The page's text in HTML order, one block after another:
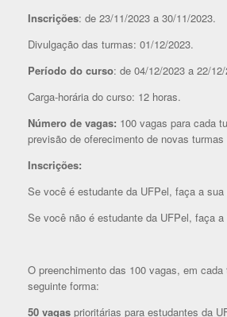
Inscrições: de 23/11/2023 a 30/11/2023.
Divulgação das turmas: 01/12/2023.
Período do curso: de 04/12/2023 a 22/
Carga-horária do curso: 12 horas.
Número de vagas: 100 vagas para cada
previsão de oferecimento de novas
Inscrições:
Se você é estudante da UFPel, faça a
Se você não é estudante da UFPel, faça
O preenchimento das 100 vagas, em
seguinte forma:
50 vagas prioritárias para estudantes da